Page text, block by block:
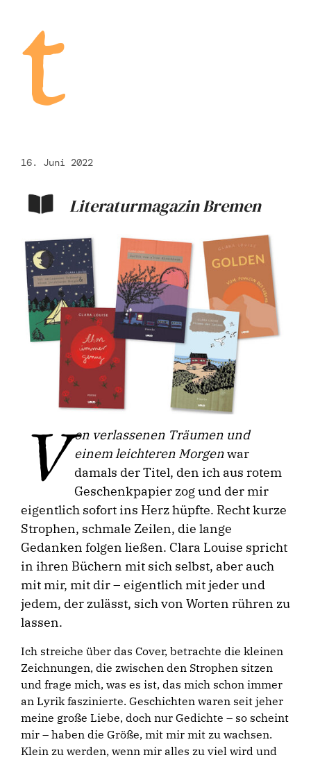
t
16. Juni 2022
Literaturmagazin Bremen
V on verlassenen Träumen und
einem leichteren Morgenwar
damals der Titel, den ich aus rotem
Geschenkpapier zog und der mir
eigentlich sofort ins Herz hüpfte. Recht kurze
Strophen, schmale Zeilen, die lange
Gedanken folgen ließen. Clara Louise spricht
in ihren Büchern mit sich selbst, aber auch
mit mir, mit dir – eigentlich mit jeder und
jedem, der zulässt, sich von Worten rühren zu
lassen.
Ich streiche über das Cover, betrachte die kleinen
Zeichnungen, die zwischen den Strophen sitzen
und frage mich, was es ist, das mich schon immer
an Lyrik faszinierte. Geschichten waren seit jeher
meine große Liebe, doch nur Gedichte – so scheint
mir – haben die Größe, mit mir mit zu wachsen.
Klein zu werden, wenn mir alles zu viel wird und